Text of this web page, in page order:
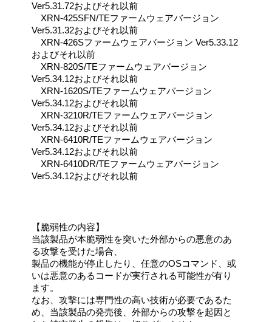
Ver5.31.72およびそれ以前
XRN-425SFN/TEファームウェアバージョン
Ver5.31.32およびそれ以前
XRN-426Sファームウェアバージョン Ver5.33.12
およびそれ以前
XRN-820S/TEファームウェアバージョン
Ver5.34.12およびそれ以前
XRN-1620S/TEファームウェアバージョン
Ver5.34.12およびそれ以前
XRN-3210R/TEファームウェアバージョン
Ver5.34.12およびそれ以前
XRN-6410R/TEファームウェアバージョン
Ver5.34.12およびそれ以前
XRN-6410DR/TEファームウェアバージョン
Ver5.34.12およびそれ以前
【脆弱性の内容】
当該製品が本脆弱性を突いた外部からの悪意のあ
る攻撃を受けた場合、
製品の機能が停止したり、任意のOSコマンド、或
いは悪意のあるコードが実行される可能性が有り
ます。
なお、攻撃には専門性の高い技術が必要であるた
め、当該製品の発売後、外部からの攻撃を起因と